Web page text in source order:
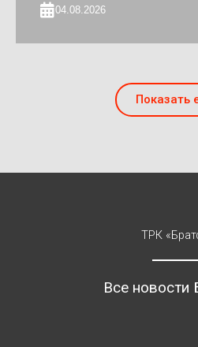
04.08.2026
Показать
ТРК
Все новости